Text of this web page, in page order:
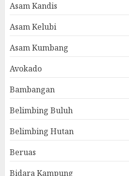
Asam Kandis
Asam Kelubi
Asam Kumbang
Avokado
Bambangan
Belimbing Buluh
Belimbing Hutan
Beruas
Bidara Kampung